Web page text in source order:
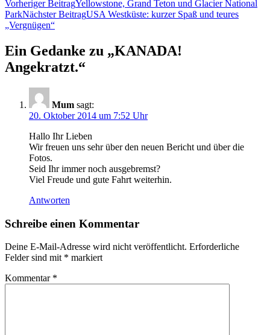
Beitragsnavigation
Vorheriger BeitragYellowstone, Grand Teton und Glacier National
ParkNächster BeitragUSA Westküste: kurzer Spaß und teures
„Vergnügen“
Ein Gedanke zu „KANADA!
Angekratzt.“
Mum sagt:
20. Oktober 2014 um 7:52 Uhr
Hallo Ihr Lieben
Wir freuen uns sehr über den neuen Bericht und über die
Fotos.
Seid Ihr immer noch ausgebremst?
Viel Freude und gute Fahrt weiterhin.
Antworten
Schreibe einen Kommentar
Deine E-Mail-Adresse wird nicht veröffentlicht. Erforderliche
Felder sind mit * markiert
Kommentar *